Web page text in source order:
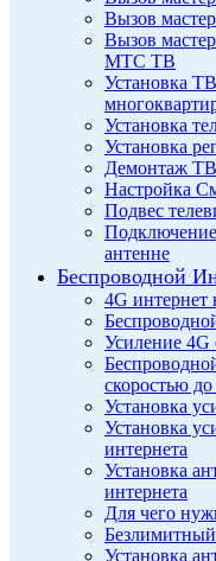
Вызов
Вызов
МТС ТВ
Установка
Установка
Установка
Демонтаж
Настройка
Подвес
антенне
Беспроводной
4G интернет
Усиление 4G
скоростью
Установка
Установка
интернета
Установка
интернета
Для чего
Установка